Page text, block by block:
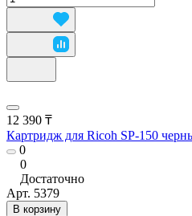
12 390 ₸
Картридж для Ricoh SP-150
0
0
Достаточно
Арт. 5379
В корзину